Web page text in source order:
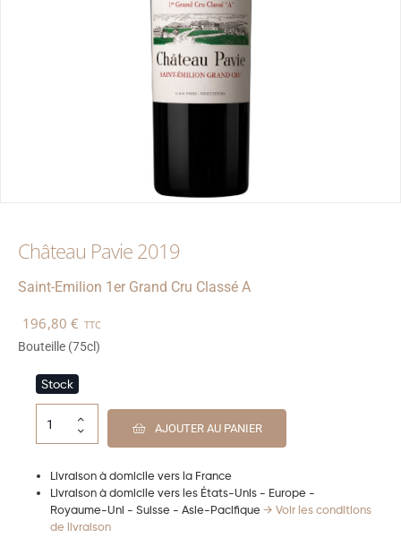
Château Pavie 2019
Saint-Emilion 1er Grand Cru Classé A
196,80€ TTC
Bouteille (75cl)
Stock
AJOUTER AU PANIER
Livraison à domicile vers la France
Livraison à domicile vers les États-Unis - Europe -
Royaume-Uni - Suisse - Asie-Pacifique → Voir les conditions
de livraison